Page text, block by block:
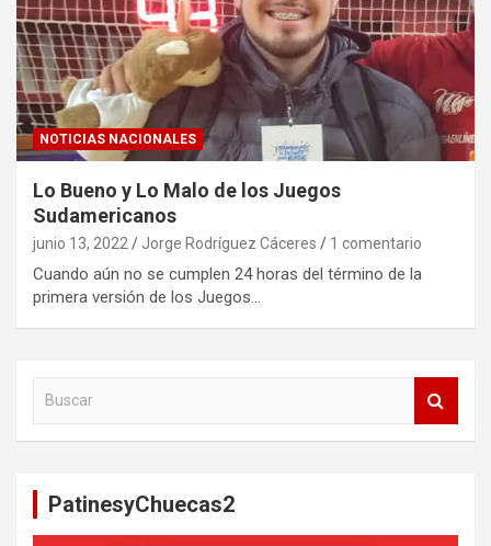
NOTICIAS NACIONALES
Lo Bueno y Lo Malo de los Juegos
Sudamericanos
junio 13, 2022 Jorge Rodríguez Cáceres 1 comentario
Cuando aún no se cumplen 24 horas del término de la
primera versión de los Juegos…
PatinesyChuecas2